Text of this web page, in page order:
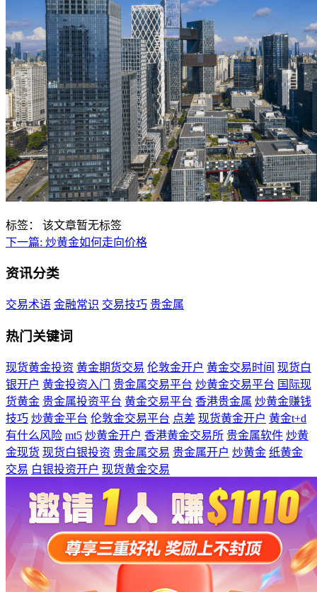
标签：
该文章暂无标签
下一篇: 炒黄金如何走向价格
资讯分类
交易术语 金融常识 交易技巧 贵金属
热门关键词
现货黄金投资 黄金期货交易 伦敦金开户 黄金交易时间 现货白
银开户 黄金投资入门 贵金属交易平台 炒黄金交易平台 国际现
货黄金 贵金属投资平台 黄金交易平台 香港贵金属 炒黄金赚钱
技巧 炒黄金平台 伦敦金交易平台 点差 现货黄金开户 黄金t+d
有什么风险 mt5 炒黄金开户 香港黄金交易所 贵金属软件 炒黄
金现货 现货白银投资 贵金属交易 贵金属开户 炒黄金 纸黄金
交易 白银投资开户 现货黄金交易